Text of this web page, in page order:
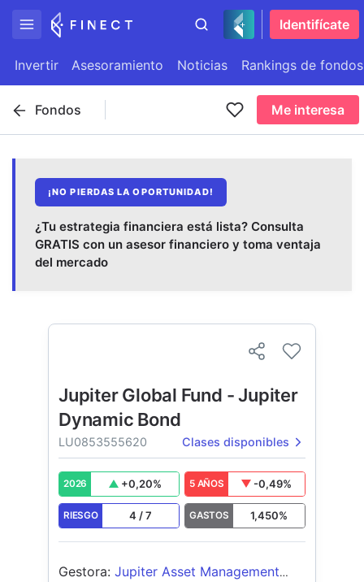
Identifícate
Invertir Asesoramiento Noticias Rankings de fondos
Fondos Me interesa
¡NO PIERDAS LA OPORTUNIDAD!
¿Tu estrategia financiera está lista? Consulta
GRATIS con un asesor financiero y toma ventaja
del mercado
Jupiter Global Fund - Jupiter
Dynamic Bond
LU0853555620 Clases disponibles
2026 +0,20% 5 AÑOS -0,49%
RIESGO 4 /7 GASTOS 1,450%
Gestora: Jupiter Asset Management